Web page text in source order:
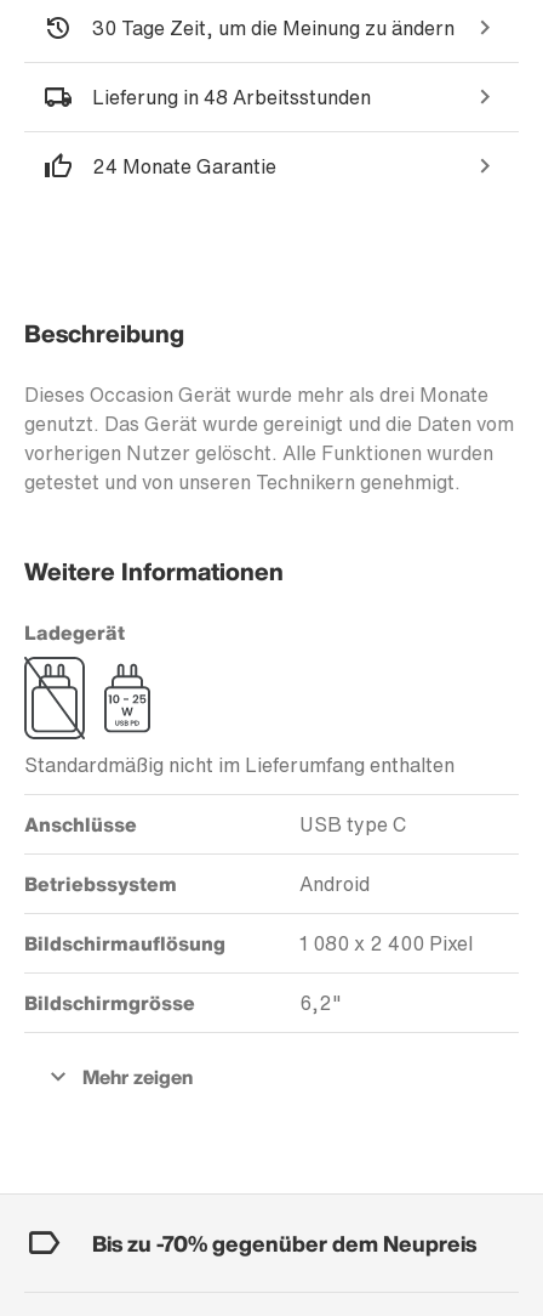
30 Tage Zeit, um die Meinung zu ändern
Lieferung in 48 Arbeitsstunden
24 Monate Garantie
Beschreibung
Dieses Occasion Gerät wurde mehr als drei Monate
genutzt. Das Gerät wurde gereinigt und die Daten vom
vorherigen Nutzer gelöscht. Alle Funktionen wurden
getestet und von unseren Technikern genehmigt.
Weitere Informationen
Ladegerät
Standardmäßig nicht im Lieferumfang enthalten
Anschlüsse USB type C
Betriebssystem Android
Bildschirmauflösung 1 080 x 2 400 Pixel
Bildschirmgrösse 6,2"
Bis zu -70% gegenüber dem Neupreis